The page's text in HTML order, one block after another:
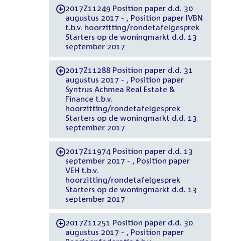
-2017Z11249 Position paper d.d. 30
augustus 2017 - , Position paper IVBN
t.b.v. hoorzitting/rondetafelgesprek
Starters op de woningmarkt d.d. 13
september 2017
-2017Z11288 Position paper d.d. 31
augustus 2017 - , Position paper
Syntrus Achmea Real Estate &
Finance t.b.v.
hoorzitting/rondetafelgesprek
Starters op de woningmarkt d.d. 13
september 2017
-2017Z11974 Position paper d.d. 13
september 2017 - , Position paper
VEH t.b.v.
hoorzitting/rondetafelgesprek
Starters op de woningmarkt d.d. 13
september 2017
-2017Z11251 Position paper d.d. 30
augustus 2017 - , Position paper